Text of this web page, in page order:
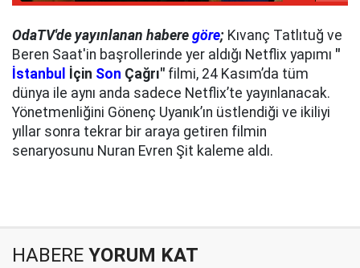
OdaTV'de yayınlanan habere göre; Kıvanç Tatlıtuğ ve
Beren Saat'in başrollerinde yer aldığı Netflix yapımı "
İstanbul
İçin Son Çağrı" filmi, 24 Kasım’da tüm
dünya ile aynı anda sadece Netflix’te yayınlanacak.
Yönetmenliğini Gönenç Uyanık’ın üstlendiği ve ikiliyi
yıllar sonra tekrar bir araya getiren filmin
senaryosunu Nuran Evren Şit kaleme aldı.
HABERE YORUM KAT